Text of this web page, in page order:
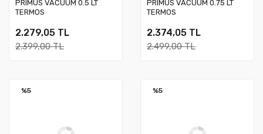
PRIMUS VACUUM 0.5 LT
TERMOS
2.279,05 TL
2.399,00 TL
PRIMUS VACUUM 0.75 LT
TERMOS
2.374,05 TL
2.499,00 TL
%5 %5